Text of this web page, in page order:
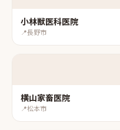
小林獣医科医院
📍長野市
横山家畜医院
📍松本市